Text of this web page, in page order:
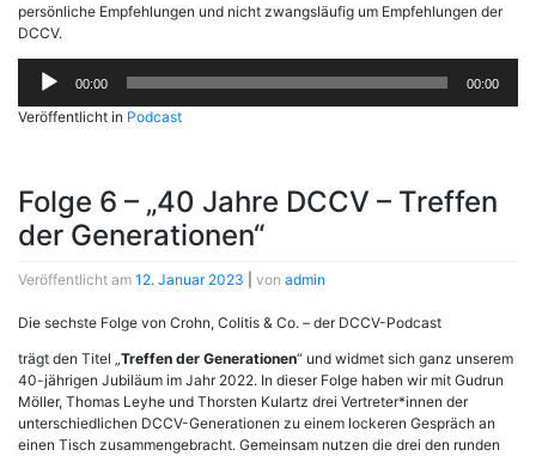
persönliche Empfehlungen und nicht zwangsläufig um Empfehlungen der
DCCV.
Player
00:00 00:00
Veröffentlicht in Podcast
Folge 6 – „40 Jahre DCCV – Treffen
der Generationen“
Veröffentlicht am 12. Januar 2023 von admin
Die sechste Folge von Crohn, Colitis & Co. – der DCCV-Podcast
trägt den Titel „Treffen der Generationen“ und widmet sich ganz unserem
40-jährigen Jubiläum im Jahr 2022. In dieser Folge haben wir mit Gudrun
Möller, Thomas Leyhe und Thorsten Kulartz drei Vertreter*innen der
unterschiedlichen DCCV-Generationen zu einem lockeren Gespräch an
einen Tisch zusammengebracht. Gemeinsam nutzen die drei den runden